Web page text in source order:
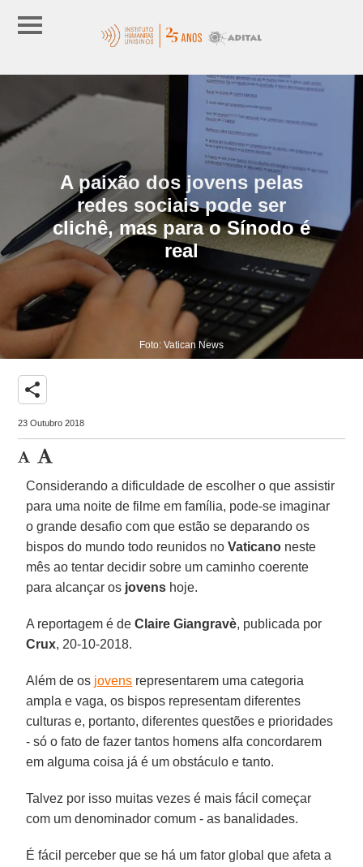
A paixão dos jovens pelas
redes sociais pode ser
clichê, mas para o Sínodo é
real
Foto: Vatican News
share
23 Outubro 2018
Considerando a dificuldade de escolher o que assistir
para uma noite de filme em família, pode-se imaginar
o grande desafio com que estão se deparando os
bispos do mundo todo reunidos noVaticano neste
mês ao tentar decidir sobre um caminho coerente
para alcançar os jovens hoje.
A reportagem é deClaire Giangravè, publicada por
Crux, 20-10-2018.
Além de os jovens representarem uma categoria
ampla e vaga, os bispos representam diferentes
culturas e, portanto, diferentes questões e prioridades
- só o fato de fazer tantos homens alfa concordarem
em alguma coisa já é um obstáculo e tanto.
Talvez por isso muitas vezes é mais fácil começar
com um denominador comum - as banalidades.
É fácil perceber que se há um fator global que afeta a